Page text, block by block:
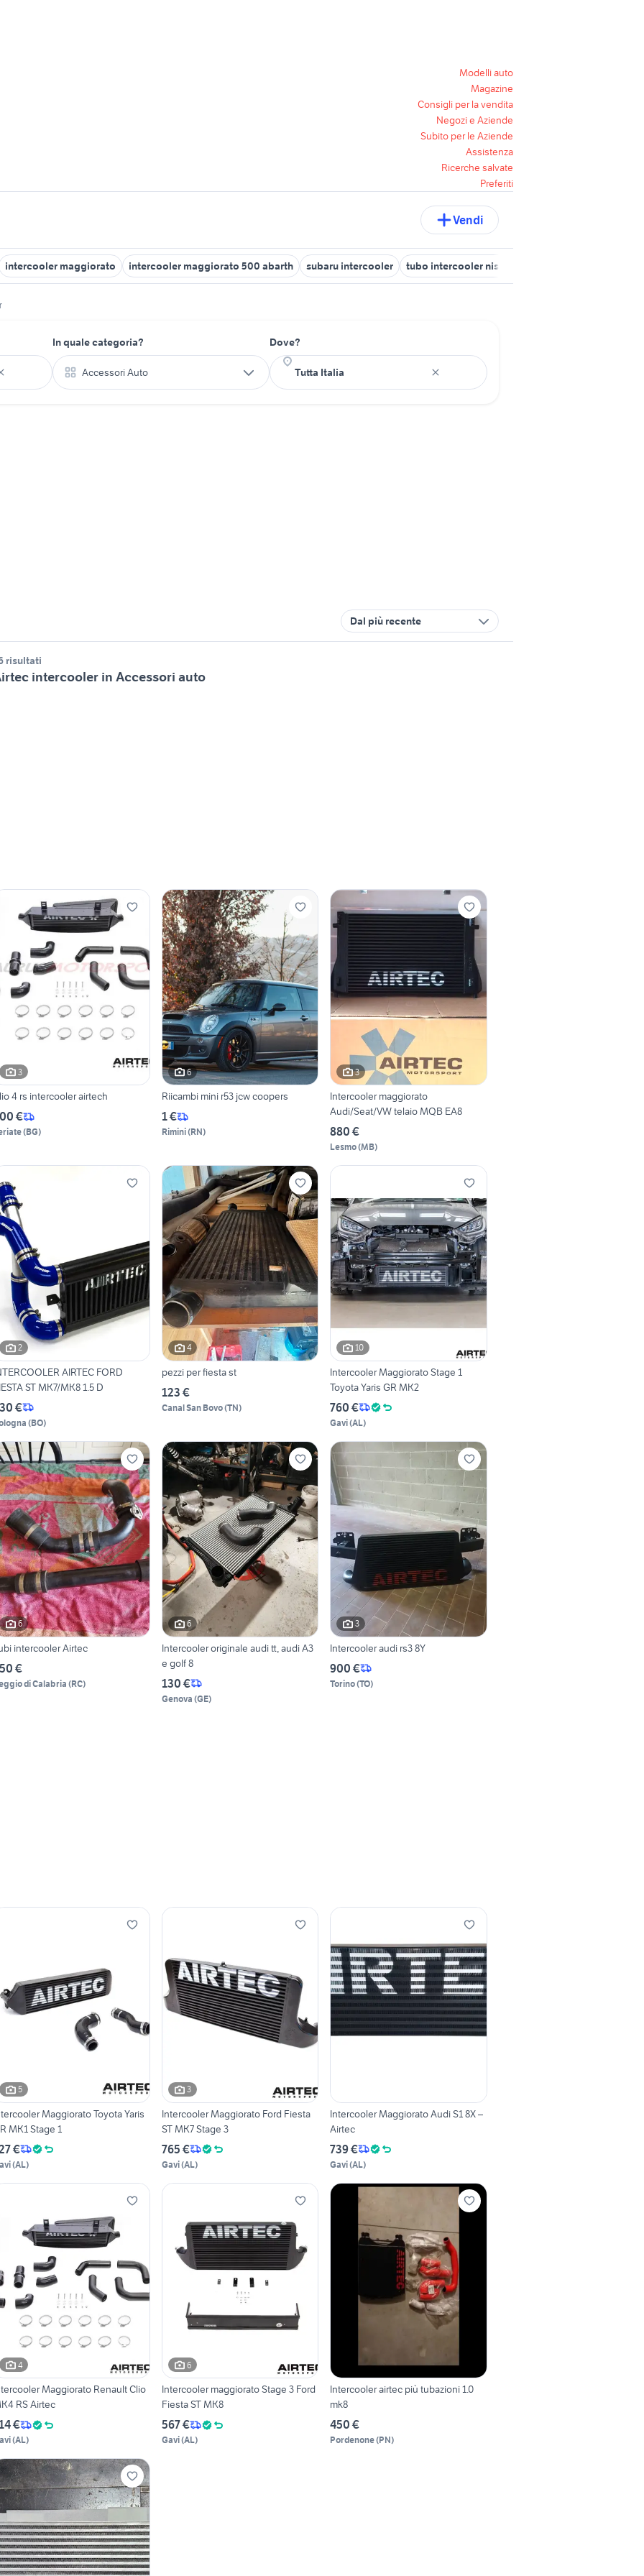
Modelli auto
Magazine
Consigli per la vendita
Negozi e Aziende
Subito per le Aziende
Assistenza
Ricerche salvate
Preferiti
Vendi
intercooler maggiorato intercooler maggiorato 500 abarth subaru intercooler tubo intercooler nissan qashqai
In quale categoria?
Accessori Auto
Dove?
Dal più recente
risultati
intercooler in Accessori auto
3
4 rs intercooler airtech
€
(BG)
6
Riicambi mini r53 jcw coopers
1 €
Rimini(RN)
3
Intercooler maggiorato
Audi/Seat/VW telaio MQB EA8
880 €
Lesmo(MB)
2
AIRTEC FORD
ST MK7/MK8 1.5 D
€
(BO)
4
pezzi per fiesta st
123 €
Canal San Bovo(TN)
10
Intercooler Maggiorato Stage 1
Toyota Yaris GR MK2
760 €
Gavi(AL)
6
intercooler Airtec
€
di Calabria (RC)
6
Intercooler originale audi tt, audi A3
e golf 8
130 €
Genova (GE)
3
Intercooler audi rs3 8Y
900 €
Torino(TO)
5
Maggiorato Toyota Yaris
MK1 Stage 1
€
(AL)
3
Intercooler Maggiorato Ford Fiesta
ST MK7 Stage 3
765 €
Gavi(AL)
Intercooler Maggiorato Audi S1 8X –
Airtec
739 €
Gavi(AL)
4
Maggiorato Renault Clio
RS Airtec
€
(AL)
6
Intercooler maggiorato Stage 3 Ford
Fiesta ST MK8
567 €
Gavi(AL)
Intercooler airtec più tubazioni 1.0
mk8
450 €
Pordenone(PN)